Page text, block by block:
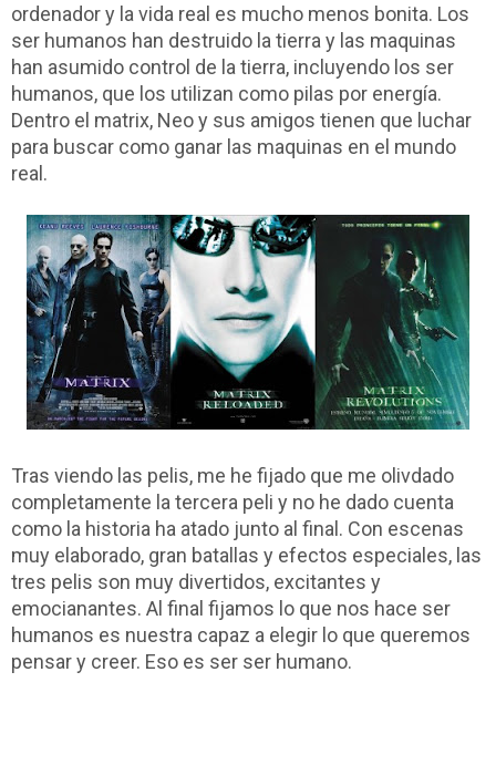
ordenador y la vida real es mucho menos bonita. Los
ser humanos han destruido la tierra y las maquinas
han asumido control de la tierra, incluyendo los ser
humanos, que los utilizan como pilas por energía.
Dentro el matrix, Neo y sus amigos tienen que luchar
para buscar como ganar las maquinas en el mundo
real.
Tras viendo las pelis, me he fijado que me olivdado
completamente la tercera peli y no he dado cuenta
como la historia ha atado junto al final. Con escenas
muy elaborado, gran batallas y efectos especiales, las
tres pelis son muy divertidos, excitantes y
emocianantes. Al final fijamos lo que nos hace ser
humanos es nuestra capaz a elegir lo que queremos
pensar y creer. Eso es ser ser humano.